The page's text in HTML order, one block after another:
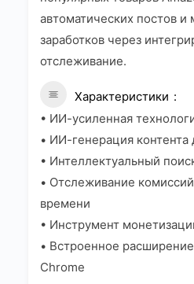
автоматических постов и
заработков через
отслеживание.
Характеристики
• ИИ-усиленная
• ИИ-генерация контента
• Интеллектуальный
• Отслеживание
времени
• Инструмент
• Встроенное
Chrome